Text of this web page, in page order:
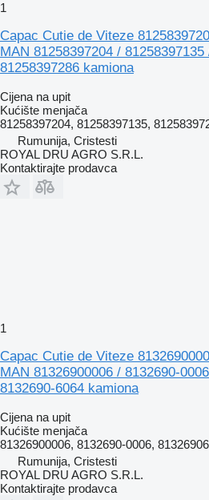
1
Capac Cutie de Viteze
MAN 81258397204 /
81258397286 kamiona
Cijena na upit
Kućište menjača
81258397204, 81258397135,
Rumunija, Cristesti
ROYAL DRU AGRO S.R.L.
Kontaktirajte prodavca
1
Capac Cutie de Viteze
MAN 81326900006 / 8132690-
8132690-6064 kamiona
Cijena na upit
Kućište menjača
81326900006, 8132690-0006,
Rumunija, Cristesti
ROYAL DRU AGRO S.R.L.
Kontaktirajte prodavca